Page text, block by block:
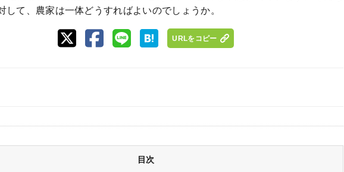
して、農家は一体どうすればよいのでしょうか。
URLをコピー
目次